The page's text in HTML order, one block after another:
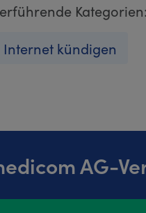
Kategorien:
Internet kündigen
AG-